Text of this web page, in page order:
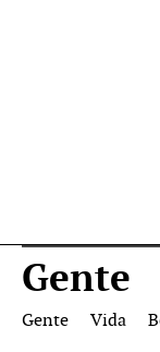
Gente
Gente Vida